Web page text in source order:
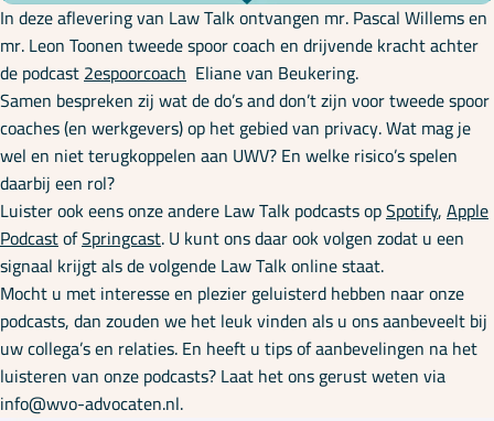
Over ons
In deze aflevering van Law Talk ontvangen mr. Pascal Willems en
mr. Leon Toonen tweede spoor coach en drijvende kracht achter
de podcast2espoorcoach Eliane van Beukering.
Samen bespreken zij wat de do’s and don’t zijn voor tweede spoor
coaches (en werkgevers) op het gebied van privacy. Wat mag je
wel en niet terugkoppelen aan UWV? En welke risico’s spelen
daarbij een rol?
Luister ook eens onze andere Law Talk podcasts opSpotify,Apple
PodcastofSpringcast. U kunt ons daar ook volgen zodat u een
signaal krijgt als de volgende Law Talk online staat.
Mocht u met interesse en plezier geluisterd hebben naar onze
podcasts, dan zouden we het leuk vinden als u ons aanbeveelt bij
uw collega’s en relaties. En heeft u tips of aanbevelingen na het
luisteren van onze podcasts? Laat het ons gerust weten via
info@wvo-advocaten.nl.